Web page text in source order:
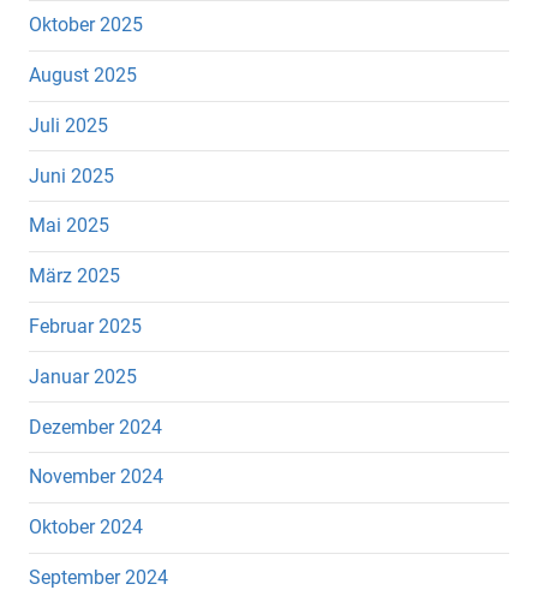
Oktober 2025
August 2025
Juli 2025
Juni 2025
Mai 2025
März 2025
Februar 2025
Januar 2025
Dezember 2024
November 2024
Oktober 2024
September 2024